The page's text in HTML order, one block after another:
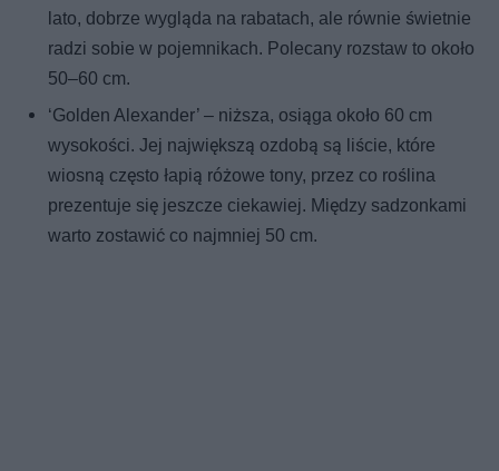
lato, dobrze wygląda na rabatach, ale równie świetnie
radzi sobie w pojemnikach. Polecany rozstaw to około
50–60 cm.
‘Golden Alexander’ – niższa, osiąga około 60 cm
wysokości. Jej największą ozdobą są liście, które
wiosną często łapią różowe tony, przez co roślina
prezentuje się jeszcze ciekawiej. Między sadzonkami
warto zostawić co najmniej 50 cm.